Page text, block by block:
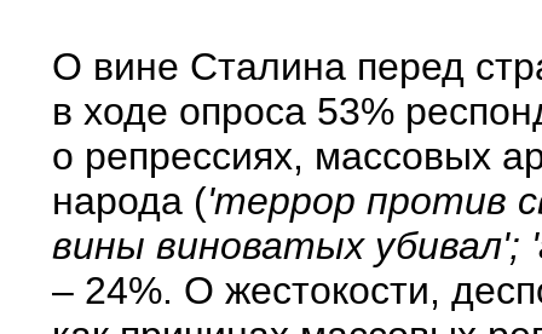
О вине Сталина перед
в ходе опроса 53%
о репрессиях, массовых
народа ('террор против
вины виноватых убивал';
– 24%. О жестокости,